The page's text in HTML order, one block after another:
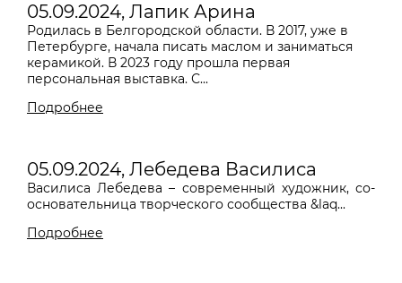
05.09.2024, Лапик Арина
Родилась в Белгородской области. В 2017, уже в
Петербурге, начала писать маслом и заниматься
керамикой. В 2023 году прошла первая
персональная выставка. С...
Подробнее
05.09.2024, Лебедева Василиса
Василиса Лебедева – современный художник, со-
основательница творческого сообщества &laq...
Подробнее